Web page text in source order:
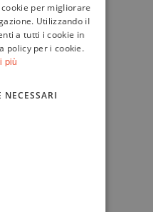
ENGLISH
per migliorare
Utilizzando il
a tutti i cookie in
policy per i cookie.
più
NECESSARI